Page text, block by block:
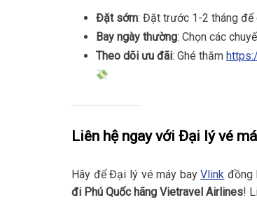
Đặt sớm: Đặt trước 1-2 tháng để
Bay ngày thường: Chọn các
Theo dõi ưu đãi: Ghé thăm
Liên hệ ngay với Đại lý vé
Hãy để Đại lý vé máy bayVlink đồng
đi Phú Quốc hãng Vietravel Airlines!